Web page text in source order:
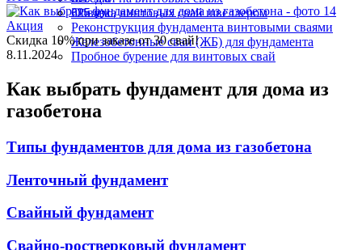
325 мм
Обвязка винтовых свай швеллером
Реконструкция фундамента винтовыми сваями
Железобетонные сваи (ЖБ) для фундамента
Пробное бурение для винтовых свай
Акция
Скидка 10% при заказе от 30 свай!
8.11.2024
Как выбрать фундамент для дома из
газобетона
Типы фундаментов для дома из газобетона
Ленточный фундамент
Свайный фундамент
Свайно-ростверковый фундамент